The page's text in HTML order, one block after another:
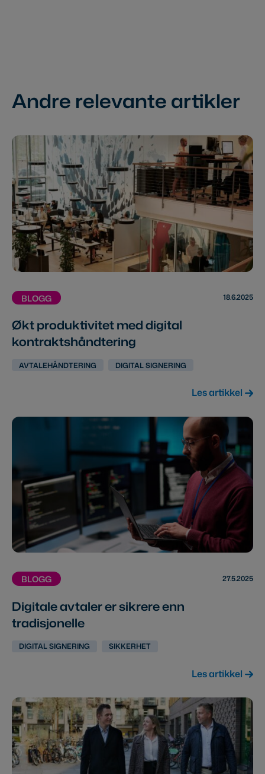
Andre relevante artikler
BLOGG 18.6.2025
Økt produktivitet med digital
kontraktshåndtering
AVTALEHÅNDTERING DIGITAL SIGNERING
Les artikkel
BLOGG 27.5.2025
Digitale avtaler er sikrere enn
tradisjonelle
DIGITAL SIGNERING SIKKERHET
Les artikkel